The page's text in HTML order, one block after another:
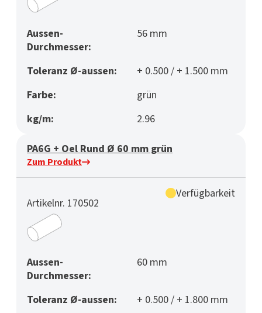
Aussen-
Durchmesser:
56 mm
Toleranz Ø-aussen:
+ 0.500 / + 1.500 mm
Farbe:
grün
kg/m:
2.96
PA6G + Oel Rund Ø 60 mm grün
Zum Produkt
Artikelnr. 170502
Verfügbarkeit
Aussen-
Durchmesser:
60 mm
Toleranz Ø-aussen:
+ 0.500 / + 1.800 mm